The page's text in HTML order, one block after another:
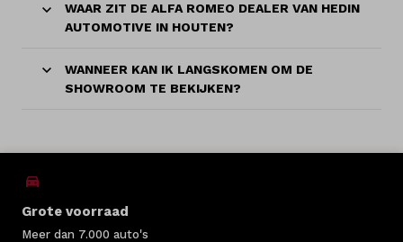
WAAR ZIT DE ALFA ROMEO DEALER VAN HEDIN
AUTOMOTIVE IN HOUTEN?
WANNEER KAN IK LANGSKOMEN OM DE
SHOWROOM TE BEKIJKEN?
Grote voorraad
Meer dan 7.000 auto's